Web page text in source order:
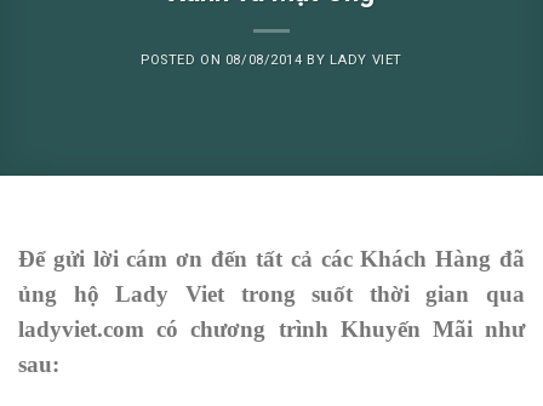
POSTED ON 08/08/2014 BY LADY VIET
Để gửi lời cám ơn đến tất cả các Khách Hàng đã
ủng hộ Lady Viet trong suốt thời gian qua
ladyviet.com có chương trình Khuyến Mãi như
sau: